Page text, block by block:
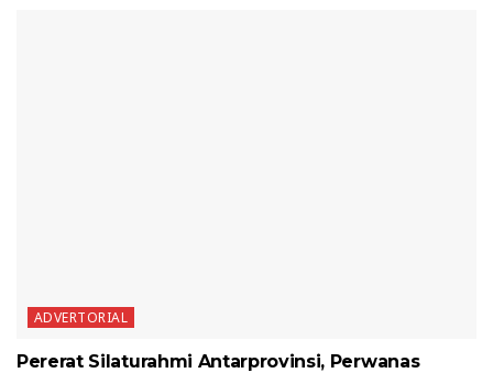
ADVERTORIAL
Pererat Silaturahmi Antarprovinsi, Perwanas